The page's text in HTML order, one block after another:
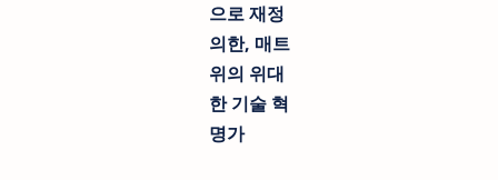
으로 재정
의한, 매트
위의 위대
한 기술 혁
명가